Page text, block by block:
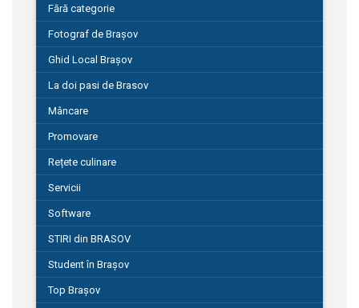
Fără categorie
Fotograf de Brașov
Ghid Local Brașov
La doi pasi de Brasov
Mâncare
Promovare
Rețete culinare
Servicii
Software
STIRI din BRASOV
Student în Brașov
Top Brașov